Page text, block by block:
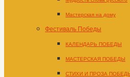
Мастерская на дому
Фестиваль Победы
КАЛЕНДАРЬ ПОБЕДЫ
МАСТЕРСКАЯ ПОБЕДЫ
СТИХИ И ПРОЗА